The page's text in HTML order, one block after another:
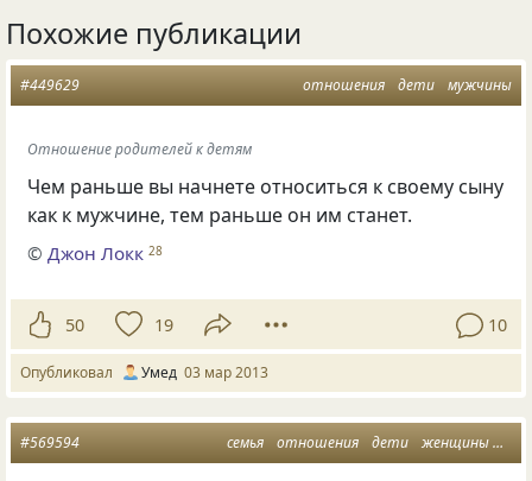
Похожие публикации
отношения дети мужчины
#449629
Отношение родителей к детям
Чем раньше вы начнете относиться к своему сыну
как к мужчине, тем раньше он им станет.
©Джон Локк 28
50 19 10
Опубликовал Умед 03 мар 2013
семья отношения дети женщины
#569594